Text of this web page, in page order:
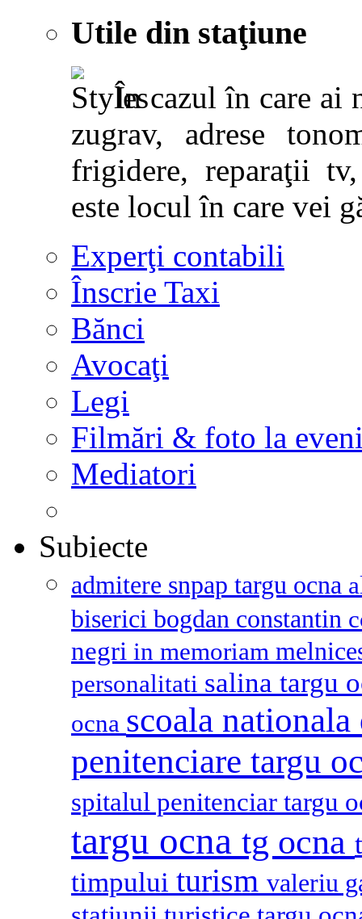
Utile din staţiune
În cazul în care ai
zugrav, adrese
frigidere, reparaţii
este locul în care vei
Experţi contabili
Înscrie Taxi
Bănci
Avocaţi
Legi
Filmări & foto la
Mediatori
Subiecte
admitere snpap targu ocna
biserici bogdan constantin
negri in memoriam
personalitati salina targu
ocna scoala
penitenciare targu
spitalul penitenciar targu
targu ocna tg ocna
timpului turism valeriu